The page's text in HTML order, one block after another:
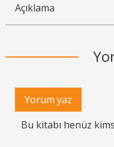
Açıklama
Yorum yaz
Bu kitabı henüz